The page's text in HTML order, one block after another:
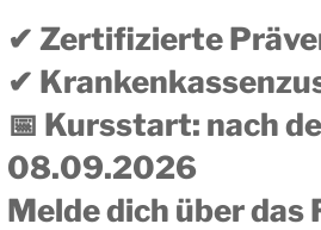
✔ Zertifizierte
✔
📅 Kursstart: nach
08.09.2026
Melde dich über das